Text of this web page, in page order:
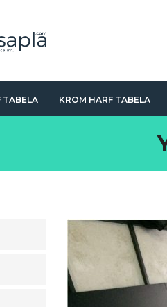
TABELA KROM HARF TABELA